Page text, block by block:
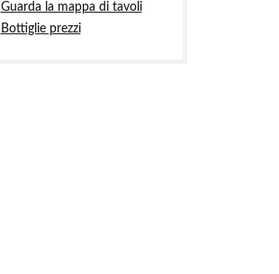
Guarda la mappa di tavoli
Bottiglie prezzi